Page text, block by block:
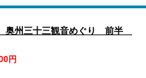
奥州三十三観音めぐり 前半
円